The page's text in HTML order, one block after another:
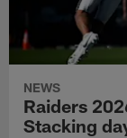
NEWS
Raiders
Stacking